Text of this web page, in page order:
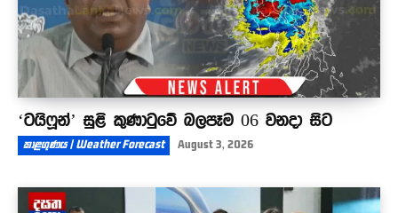
‘ටයිෆූන්’ සුළි කුණාටුවේ බලපෑම 06 වනදා සිට
කාළගුණය | Weather Forecast August 3, 2026